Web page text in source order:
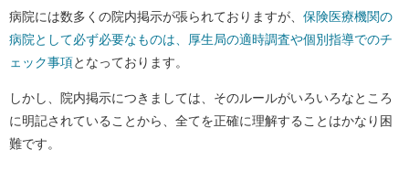
病院には数多くの院内掲示が張られておりますが、 保険医療機関の
病院として必ず必要なものは、厚生局の適時調査や個別指導でのチ
ェック事項となっております。
しかし、院内掲示につきましては、そのルールがいろいろなところ
に明記されていることから、全てを正確に理解することはかなり困
難です。